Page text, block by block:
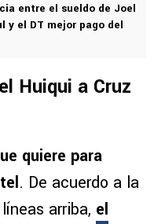
entre el sueldo de Joel
y el DT mejor pago del
Huiqui a Cruz
quiere para
. De acuerdo a la
arriba, el